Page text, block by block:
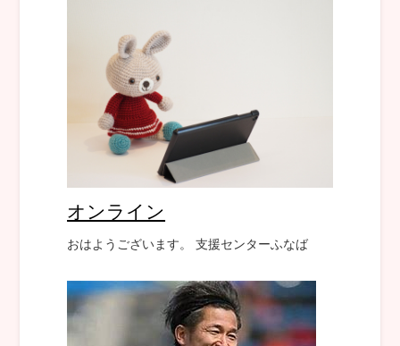
オンライン
おはようございます。 支援センターふなば